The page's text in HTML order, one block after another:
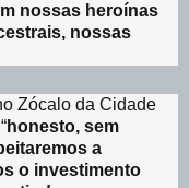
nossas heroínas
nossas
Zócalo da Cidade
honesto, sem
a
o investimento